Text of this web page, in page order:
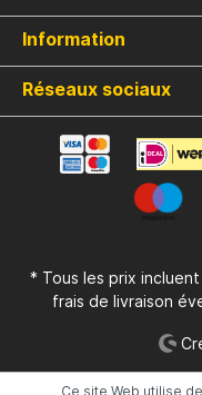
Information
Réseaux sociaux
* Tous les prix incluent
frais de livraison
Ce site Web utilise